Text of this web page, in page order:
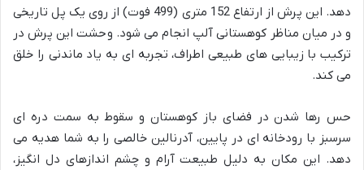
دهد. این پرش از ارتفاع 152 متری (499 فوت) از روی یک پل تاریخی
و در میان مناظر کوهستانی آلپ انجام می شود. وحشت این پرش در
ترکیب با زیبایی های طبیعی اطراف، تجربه ای به یاد ماندنی را خلق
می کند.
حس رها شدن در فضای باز کوهستان و سقوط به سمت دره ای
سرسبز با رودخانه ای در پایین، آدرنالین خالصی را به شما هدیه می
دهد. این مکان به دلیل طبیعت آرام و چشم اندازهای دل انگیز،